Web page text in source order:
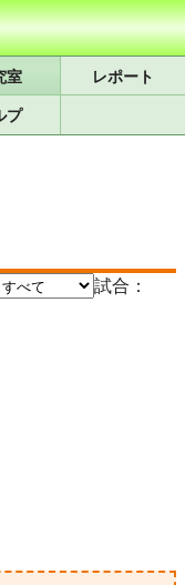
室
レポート
プ
試合：